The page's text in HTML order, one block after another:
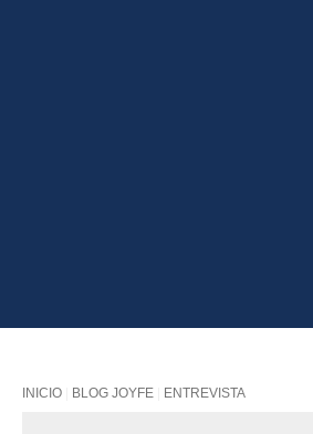
INICIO BLOG JOYFE ENTREVISTA